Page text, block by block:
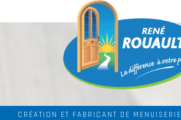
CRÉATION ET FABRICANT DE MENUISERIE